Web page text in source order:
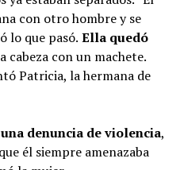
con otro hombre y se
lo que pasó. Ella quedó
cabeza con un machete.
Patricia, la hermana de
denuncia de violencia,
él siempre amenazaba